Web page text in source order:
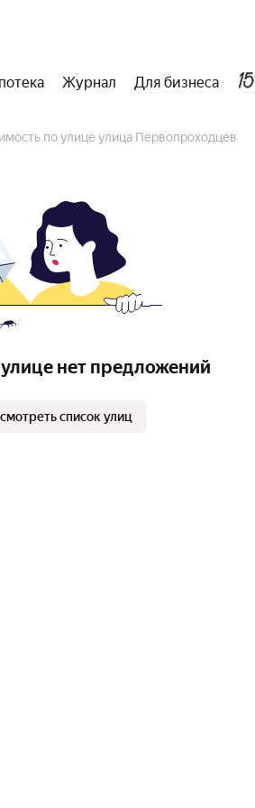
Журнал Для бизнеса
по улице улица Первопроходцев
нет предложений
список улиц